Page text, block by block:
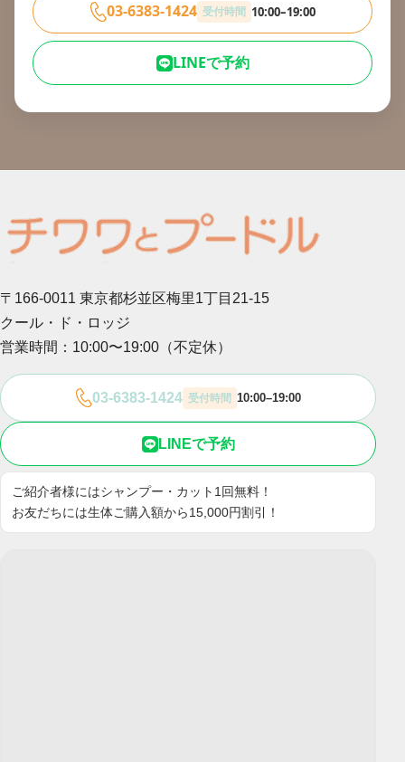
03-6383-1424 受付時間 10:00–19:00
LINEで予約
〒166-0011 東京都杉並区梅里1丁目21-15
クール・ド・ロッジ
営業時間：10:00〜19:00（不定休）
03-6383-1424 受付時間 10:00–19:00
LINEで予約
ご紹介者様にはシャンプー・カット1回無料！
お友だちには生体ご購入額から15,000円割引！